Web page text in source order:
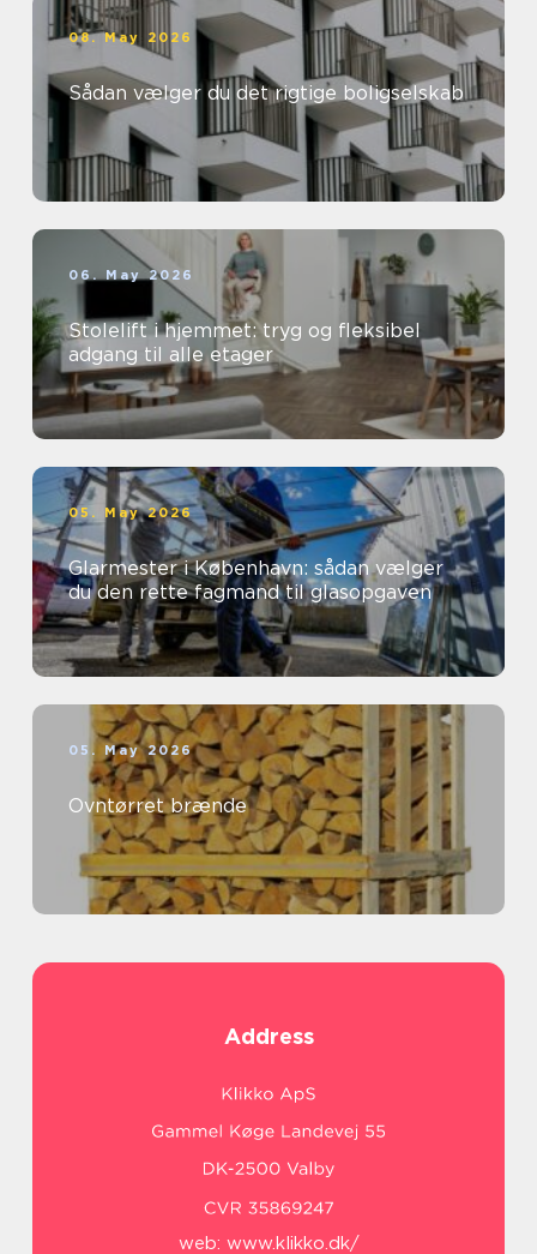
08. May 2026
Sådan vælger du det rigtige boligselskab
06. May 2026
Stolelift i hjemmet: tryg og fleksibel
adgang til alle etager
05. May 2026
Glarmester i København: sådan vælger
du den rette fagmand til glasopgaven
05. May 2026
Ovntørret brænde
Address
web: www.klikko.dk/